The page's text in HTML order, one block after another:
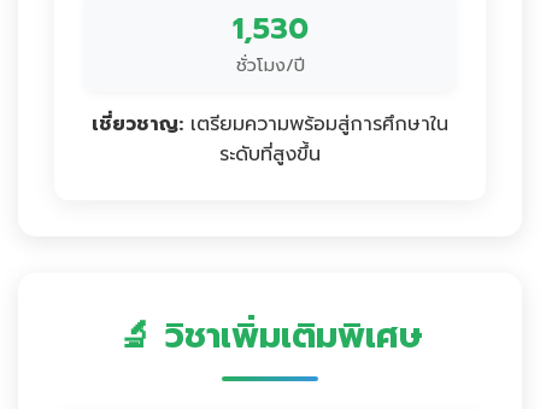
1,530
ชั่วโมง/ปี
เชี่ยวชาญ: เตรียมความพร้อมสู่การศึกษาใน
ระดับที่สูงขึ้น
🔬 วิชาเพิ่มเติมพิเศษ